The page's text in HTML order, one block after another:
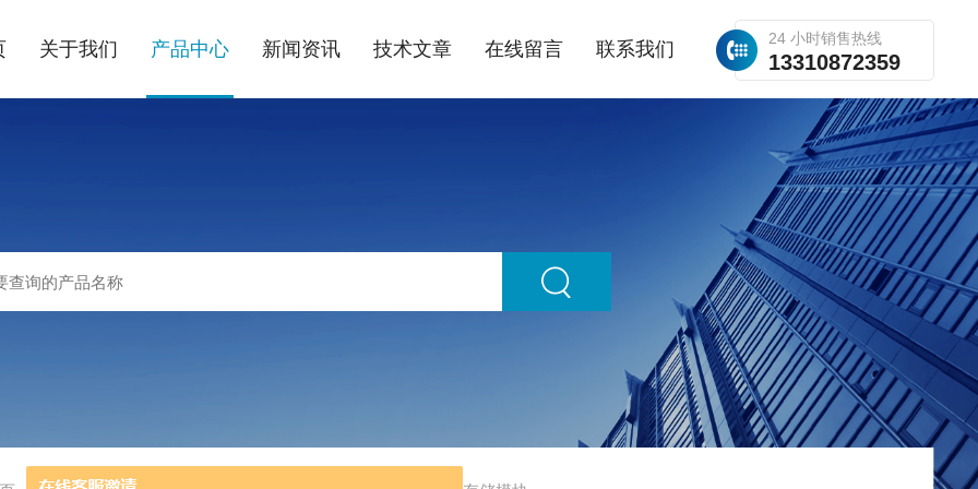
24 小时销售热线
13310872359
关于我们 产品中心 新闻资讯 技术文章 在线留言 联系我们